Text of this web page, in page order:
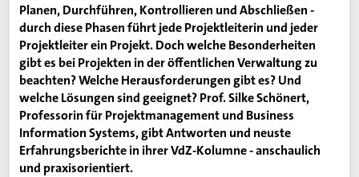
Planen, Durchführen, Kontrollieren und Abschließen -
durch diese Phasen führt jede Projektleiterin und jeder
Projektleiter ein Projekt. Doch welche Besonderheiten
gibt es bei Projekten in der öffentlichen Verwaltung zu
beachten? Welche Herausforderungen gibt es? Und
welche Lösungen sind geeignet? Prof. Silke Schönert,
Professorin für Projektmanagement und Business
Information Systems, gibt Antworten und neuste
Erfahrungsberichte in ihrer VdZ-Kolumne - anschaulich
und praxisorientiert.